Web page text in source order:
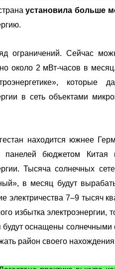
установила больше
ограничений. Сейчас
около 2 мВт-часов в
которые
в сеть объектами
находится южнее
панелей бюджетом
Тысяча солнечных
в месяц будут
электричества 7–9 тысяч
избытка
оснащены солнечными
район своего